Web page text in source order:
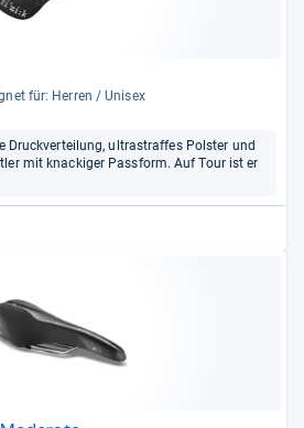
für: Her­ren / Uni­sex
Druckverteilung, ultrastraffes Polster und
mit knackiger Passform. Auf Tour ist er